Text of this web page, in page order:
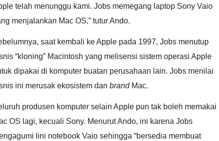
telah menunggu kami. Jobs memegang laptop Sony Vaio
menjalankan Mac OS,” tutur Ando.
saat kembali ke Apple pada 1997, Jobs menutup
“kloning” Macintosh yang melisensi sistem operasi Apple
dipakai di komputer buatan perusahaan lain. Jobs menilai
ini merusak ekosistem dan brandMac.
produsen komputer selain Apple pun tak boleh memakai
OS lagi, kecuali Sony. Menurut Ando, ini karena Jobs
lini notebook Vaio sehingga “bersedia membuat